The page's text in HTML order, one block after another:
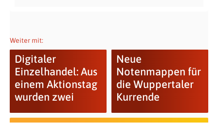
Weiter mit:
Digitaler
Einzelhandel: Aus
einem Aktionstag
wurden zwei
Neue
Notenmappen für
die Wuppertaler
Kurrende